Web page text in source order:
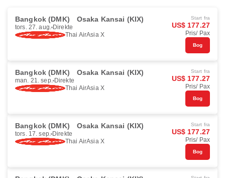
Bangkok (DMK) Osaka Kansai (KIX)
tors. 27. aug. Direkte
Thai AirAsia X
Start fra
US$ 177.27
Pris/ Pax
Bog
Bangkok (DMK) Osaka Kansai (KIX)
man. 21. sep. Direkte
Thai AirAsia X
Start fra
US$ 177.27
Pris/ Pax
Bog
Bangkok (DMK) Osaka Kansai (KIX)
tors. 17. sep. Direkte
Thai AirAsia X
Start fra
US$ 177.27
Pris/ Pax
Bog